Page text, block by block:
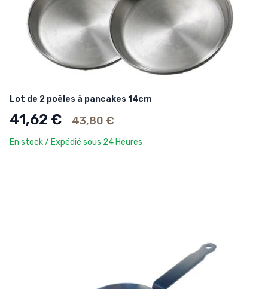
Lot de 2 poêles à pancakes 14cm
41,62 € Ancien prix
43,80 €
En stock / Expédié sous 24 Heures